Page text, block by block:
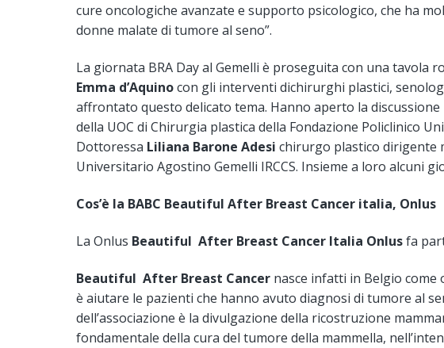
cure oncologiche avanzate e supporto psicologico, che ha
donne malate di tumore al seno”.
La giornata BRA Day al Gemelli è proseguita con una tavola
Emma d’Aquinocon gli interventi dichirurghi plastici,
affrontato questo delicato tema. Hanno aperto la discussione
della UOC di Chirurgia plastica della Fondazione Policlinico
Dottoressa Liliana Barone Adesi chirurgo plastico dirigente
Universitario Agostino Gemelli IRCCS. Insieme a loro alcuni
Cos’è la BABC Beautiful After Breast Cancer italia, Onlus
La Onlus Beautiful After Breast Cancer Italia Onlusfa
Beautiful After Breast Cancer nasce infatti in Belgio
è aiutare le pazienti che hanno avuto diagnosi di tumore al
dell’associazione è la divulgazione della ricostruzione
fondamentale della cura del tumore della mammella,